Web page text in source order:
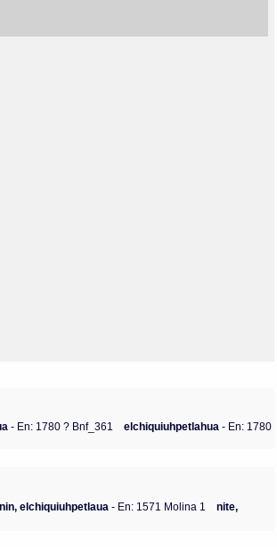
Docs_México
- En: 1780 ? Bnf_361 elchiquiuhpetlahua- En: 1780
nin, elchiquiuhpetlaua - En: 1571 Molina 1
nite,